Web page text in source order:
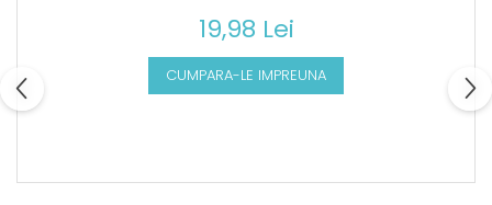
19,98 Lei
CUMPARA-LE IMPREUNA